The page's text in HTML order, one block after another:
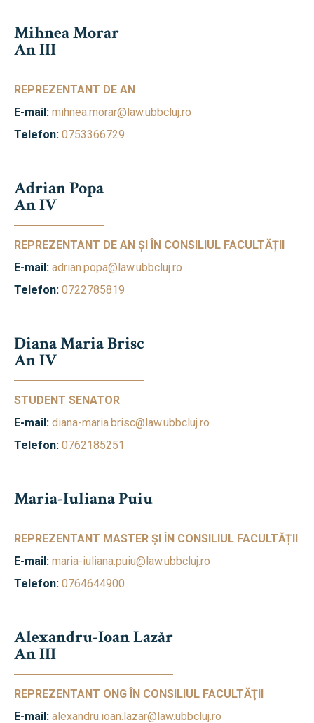
Mihnea Morar
An III
REPREZENTANT DE AN
E-mail: mihnea.morar@law.ubbcluj.ro
Telefon: 0753366729
Adrian Popa
An IV
REPREZENTANT DE AN ȘI ÎN CONSILIUL FACULTĂȚII
E-mail: adrian.popa@law.ubbcluj.ro
Telefon: 0722785819
Diana Maria Brisc
An IV
STUDENT SENATOR
E-mail: diana-maria.brisc@law.ubbcluj.ro
Telefon: 0762185251
Maria-Iuliana Puiu
REPREZENTANT MASTER ȘI ÎN CONSILIUL FACULTĂȚII
E-mail: maria-iuliana.puiu@law.ubbcluj.ro
Telefon: 0764644900
Alexandru-Ioan Lazăr
An III
REPREZENTANT ONG ÎN CONSILIUL FACULTĂŢII
E-mail: alexandru.ioan.lazar@law.ubbcluj.ro